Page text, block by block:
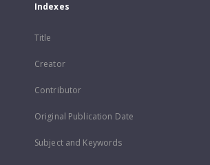
Indexes
Title
Creator
Contributor
Original Publication Date
Subject and Keywords